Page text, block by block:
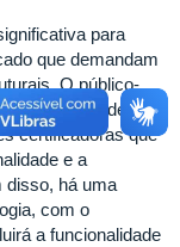
para
que demandam
O público-
laboratórios de
certificadoras que
e a
disso, há uma
com o
a funcionalidade